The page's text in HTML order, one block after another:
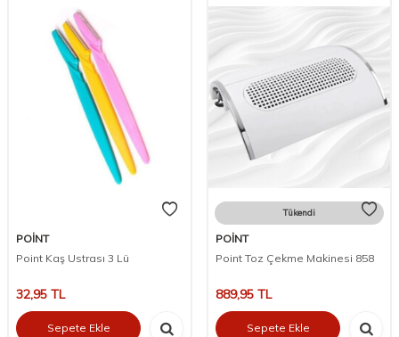
POİNT
Point Kaş Ustrası 3 Lü
32,95 TL
Sepete Ekle
Tükendi
POİNT
Point Toz Çekme Makinesi 858
889,95 TL
Sepete Ekle